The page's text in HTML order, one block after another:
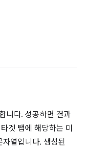
니다. 성공하면 결과
겟 탭에 해당하는 미
열입니다. 생성된